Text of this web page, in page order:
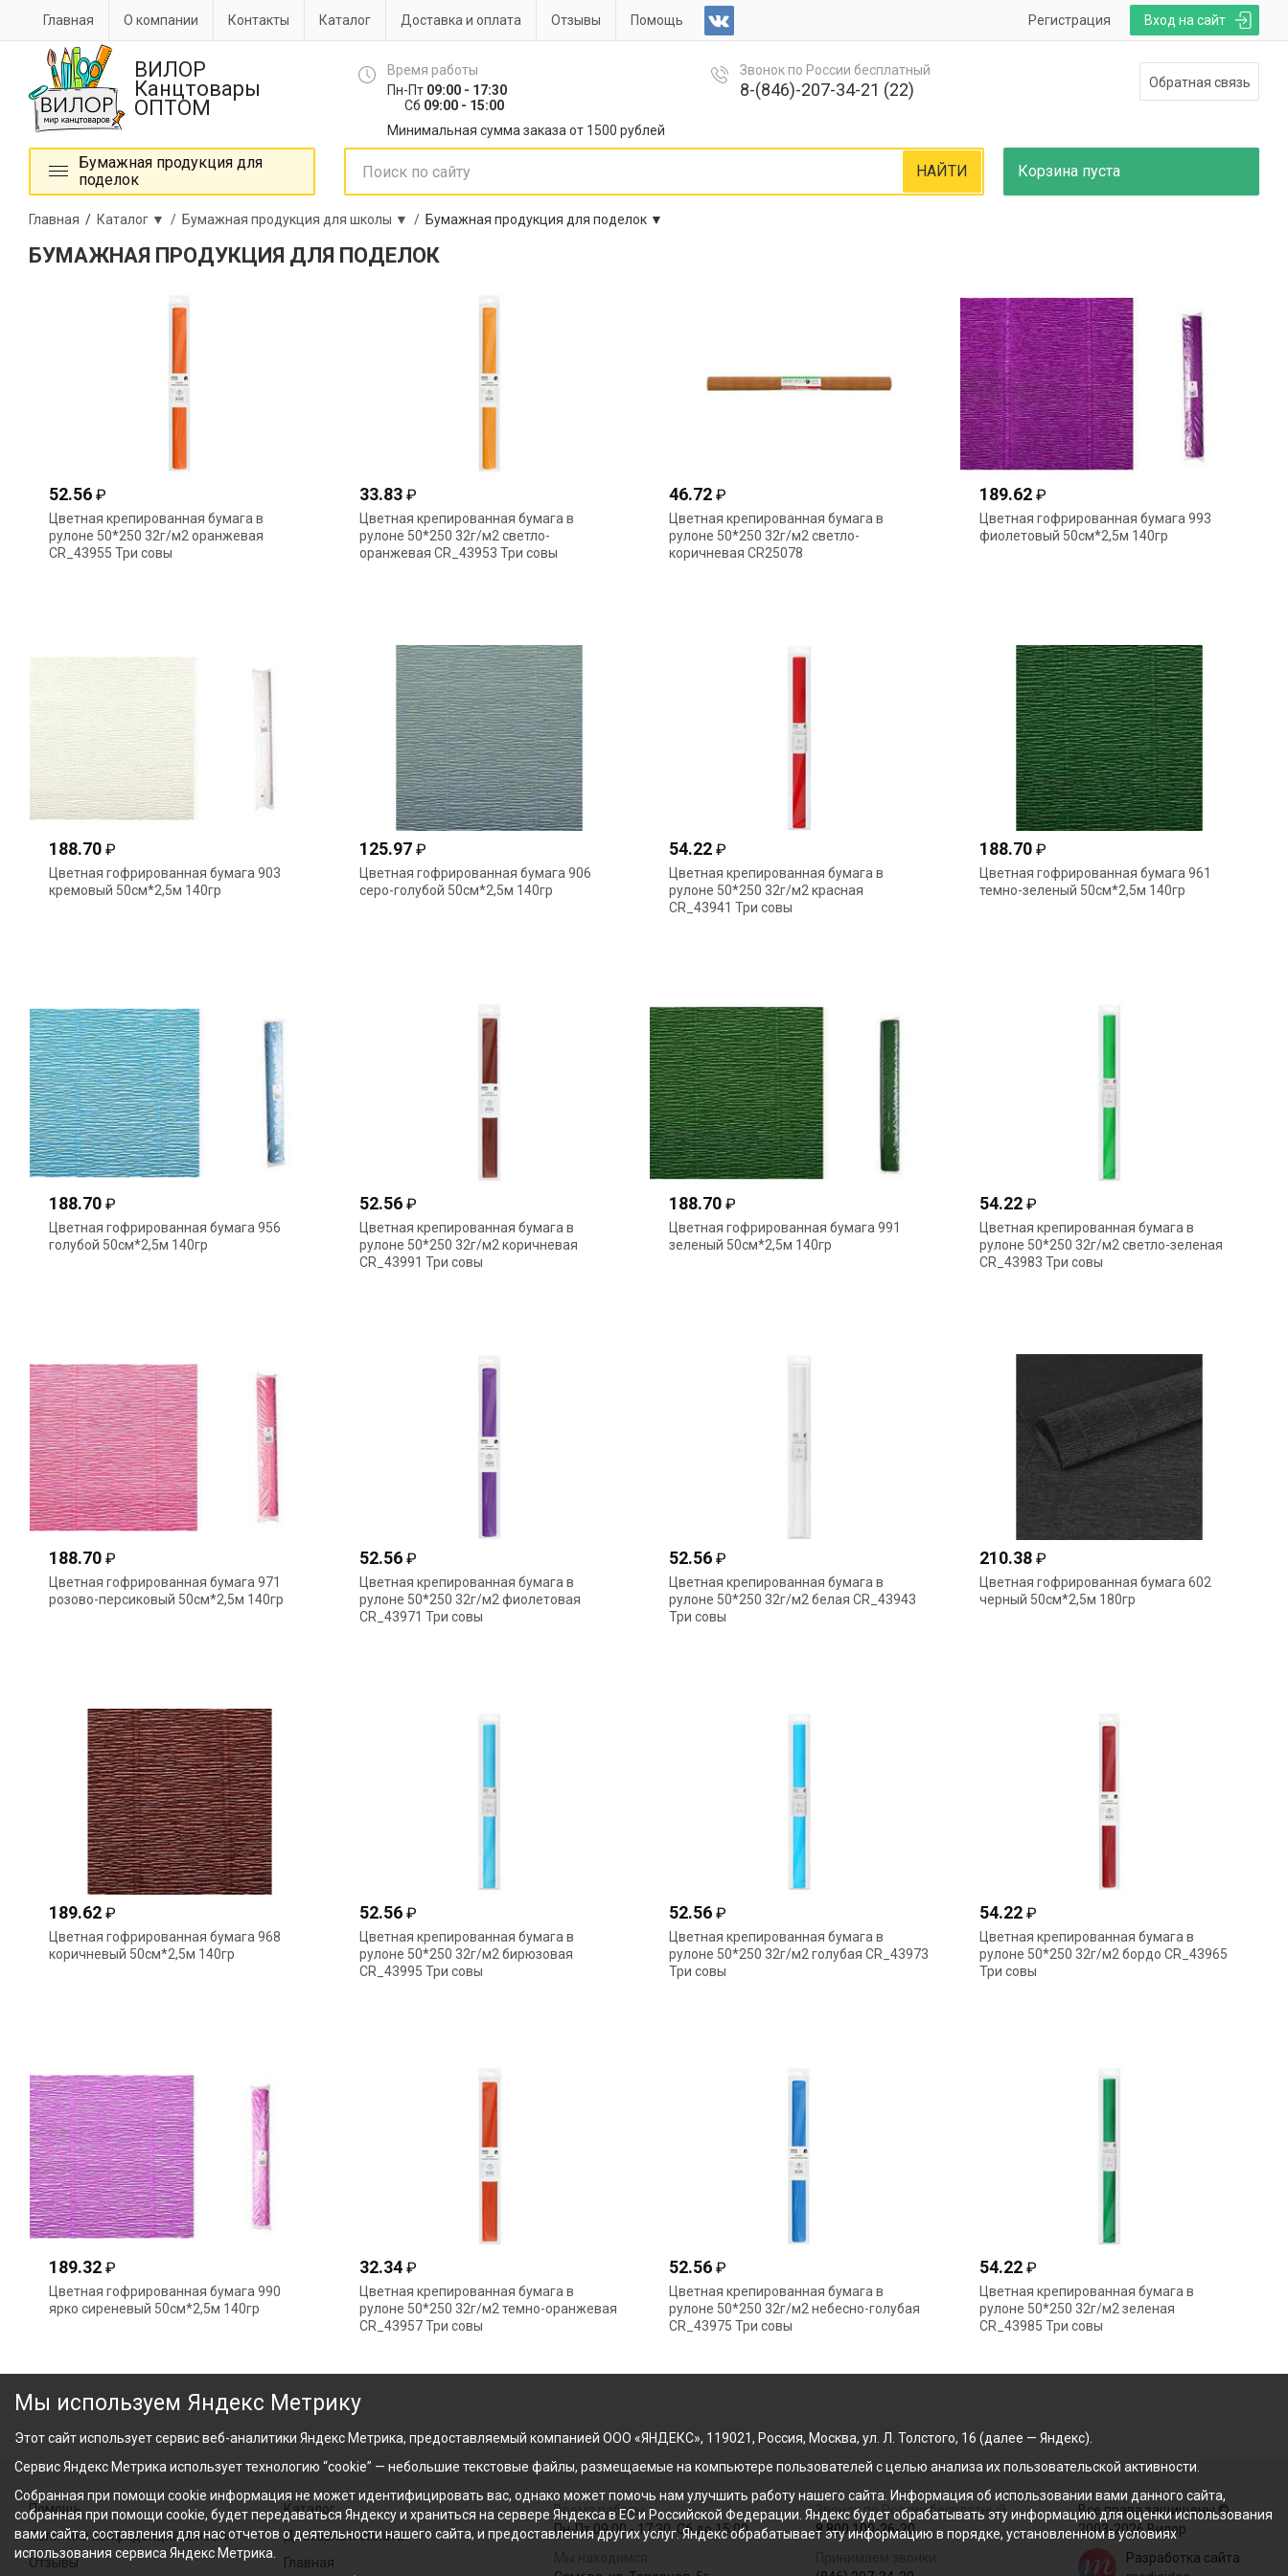
Вход на сайт
Регистрация
Главная О компании Контакты Каталог Доставка и оплата Отзывы Помощь
ВИЛОР
Канцтовары
ОПТОМ
Время работы
Пн-Пт 09:00 - 17:30
Сб 09:00 - 15:00
Минимальная сумма заказа от 1500 рублей
Звонок по России бесплатный
8-(846)-207-34-21 (22) Обратная связь
Бумажная продукция для
поделок
Корзина пуста
НАЙТИ
Главная / Каталог ▼ / Бумажная продукция для школы ▼ / Бумажная продукция для поделок ▼
БУМАЖНАЯ ПРОДУКЦИЯ ДЛЯ ПОДЕЛОК
52.56 ₽
Цветная крепированная бумага в
рулоне 50*250 32г/м2 оранжевая
CR_43955 Три совы
33.83 ₽
Цветная крепированная бумага в
рулоне 50*250 32г/м2 светло-
оранжевая CR_43953 Три совы
46.72 ₽
Цветная крепированная бумага в
рулоне 50*250 32г/м2 светло-
коричневая CR25078
189.62 ₽
Цветная гофрированная бумага 993
фиолетовый 50см*2,5м 140гр
188.70 ₽
Цветная гофрированная бумага 903
кремовый 50см*2,5м 140гр
125.97 ₽
Цветная гофрированная бумага 906
серо-голубой 50см*2,5м 140гр
54.22 ₽
Цветная крепированная бумага в
рулоне 50*250 32г/м2 красная
CR_43941 Три совы
188.70 ₽
Цветная гофрированная бумага 961
темно-зеленый 50см*2,5м 140гр
188.70 ₽
Цветная гофрированная бумага 956
голубой 50см*2,5м 140гр
52.56 ₽
Цветная крепированная бумага в
рулоне 50*250 32г/м2 коричневая
CR_43991 Три совы
188.70 ₽
Цветная гофрированная бумага 991
зеленый 50см*2,5м 140гр
54.22 ₽
Цветная крепированная бумага в
рулоне 50*250 32г/м2 светло-зеленая
CR_43983 Три совы
188.70 ₽
Цветная гофрированная бумага 971
розово-персиковый 50см*2,5м 140гр
52.56 ₽
Цветная крепированная бумага в
рулоне 50*250 32г/м2 фиолетовая
CR_43971 Три совы
52.56 ₽
Цветная крепированная бумага в
рулоне 50*250 32г/м2 белая CR_43943
Три совы
210.38 ₽
Цветная гофрированная бумага 602
черный 50см*2,5м 180гр
189.62 ₽
Цветная гофрированная бумага 968
коричневый 50см*2,5м 140гр
52.56 ₽
Цветная крепированная бумага в
рулоне 50*250 32г/м2 бирюзовая
CR_43995 Три совы
52.56 ₽
Цветная крепированная бумага в
рулоне 50*250 32г/м2 голубая CR_43973
Три совы
54.22 ₽
Цветная крепированная бумага в
рулоне 50*250 32г/м2 бордо CR_43965
Три совы
189.32 ₽
Цветная гофрированная бумага 990
ярко сиреневый 50см*2,5м 140гр
32.34 ₽
Цветная крепированная бумага в
рулоне 50*250 32г/м2 темно-оранжевая
CR_43957 Три совы
52.56 ₽
Цветная крепированная бумага в
рулоне 50*250 32г/м2 небесно-голубая
CR_43975 Три совы
54.22 ₽
Цветная крепированная бумага в
рулоне 50*250 32г/м2 зеленая
CR_43985 Три совы
Помощь
Политика конфиденциальности
Отзывы
Каталог
Доставка и оплата
Главная
Время работы
Пн-Пт 09:00 - 17:30, Сб до 15:00
Звонок по России бесплатный
8 800 100-26-20
Все права защищены ©
2003-2026 Вилор
Разработка сайта
Мы используем Яндекс Метрику
Этот сайт использует сервис веб-аналитики Яндекс Метрика, предоставляемый компанией ООО «ЯНДЕКС», 119021, Россия, Москва, ул. Л. Толстого, 16 (далее — Яндекс).
Сервис Яндекс Метрика использует технологию “cookie” — небольшие текстовые файлы, размещаемые на компьютере пользователей с целью анализа их пользовательской активности.
Собранная при помощи cookie информация не может идентифицировать вас, однако может помочь нам улучшить работу нашего сайта. Информация об использовании вами данного сайта,
собранная при помощи cookie, будет передаваться Яндексу и храниться на сервере Яндекса в ЕС и Российской Федерации. Яндекс будет обрабатывать эту информацию для оценки использования
вами сайта, составления для нас отчетов о деятельности нашего сайта, и предоставления других услуг. Яндекс обрабатывает эту информацию в порядке, установленном в условиях
использования сервиса Яндекс Метрика.